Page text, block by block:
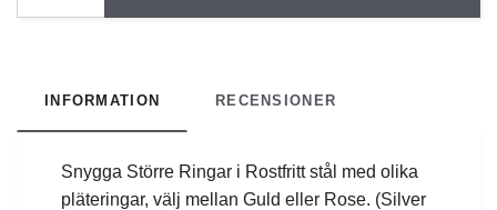
INFORMATION RECENSIONER
Snygga Större Ringar i Rostfritt stål med olika
pläteringar, välj mellan Guld eller Rose. (Silver